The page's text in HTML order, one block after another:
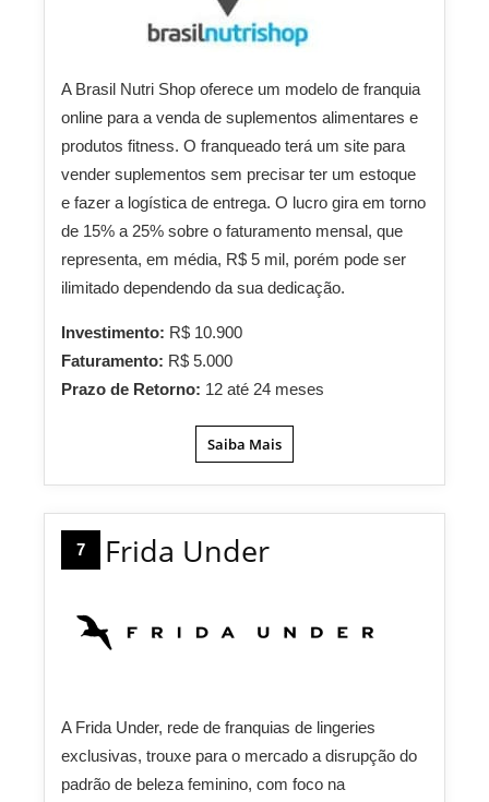
A Brasil Nutri Shop oferece um modelo de franquia
online para a venda de suplementos alimentares e
produtos fitness. O franqueado terá um site para
vender suplementos sem precisar ter um estoque
e fazer a logística de entrega. O lucro gira em torno
de 15% a 25% sobre o faturamento mensal, que
representa, em média, R$ 5 mil, porém pode ser
ilimitado dependendo da sua dedicação.
Investimento: R$ 10.900
Faturamento: R$ 5.000
Prazo de Retorno: 12 até 24 meses
Saiba Mais
7 Frida Under
A Frida Under, rede de franquias de lingeries
exclusivas, trouxe para o mercado a disrupção do
padrão de beleza feminino, com foco na